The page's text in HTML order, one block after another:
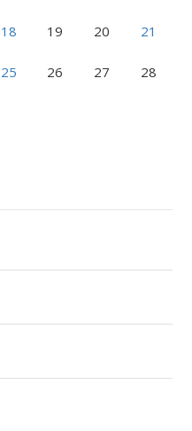
18 19 20 21
25 26 27 28